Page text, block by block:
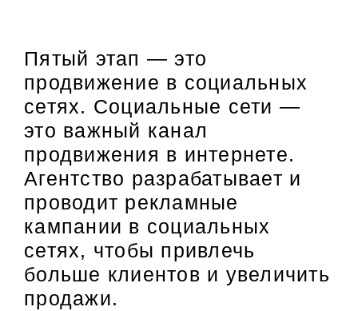
Пятый этап — это
продвижение в социальных
сетях. Социальные сети —
это важный канал
продвижения в интернете.
Агентство разрабатывает и
проводит рекламные
кампании в социальных
сетях, чтобы привлечь
больше клиентов и увеличить
продажи.